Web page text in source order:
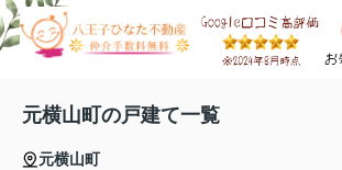
元横山町の戸建て一覧
元横山町